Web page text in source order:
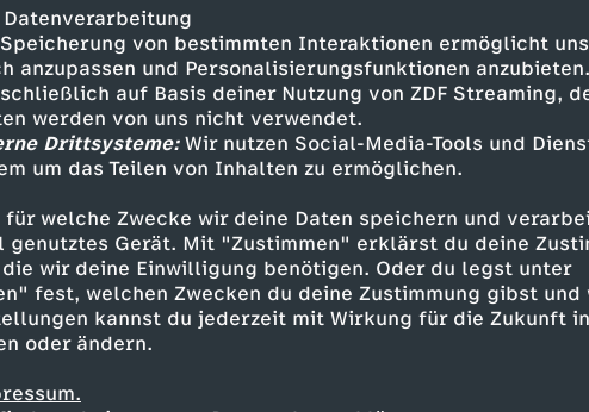
von bestimmten Interaktionen ermöglicht
anzupassen und Personalisierungsfunktionen
auf Basis deiner Nutzung von ZDF Streaming,
werden von uns nicht verwendet.
Drittsysteme:Wir nutzen Social-Media-Tools und
um das Teilen von Inhalten zu ermöglichen.
für welche Zwecke wir deine Daten speichern und
Gerät. Mit "Zustimmen" erklärst du deine
wir deine Einwilligung benötigen. Oder du legst unter
fest, welchen Zwecken du deine Zustimmung gibst und
kannst du jederzeit mit Wirkung für die Zukunft
oder ändern.
entdecken
Explainer informativ Untertitel